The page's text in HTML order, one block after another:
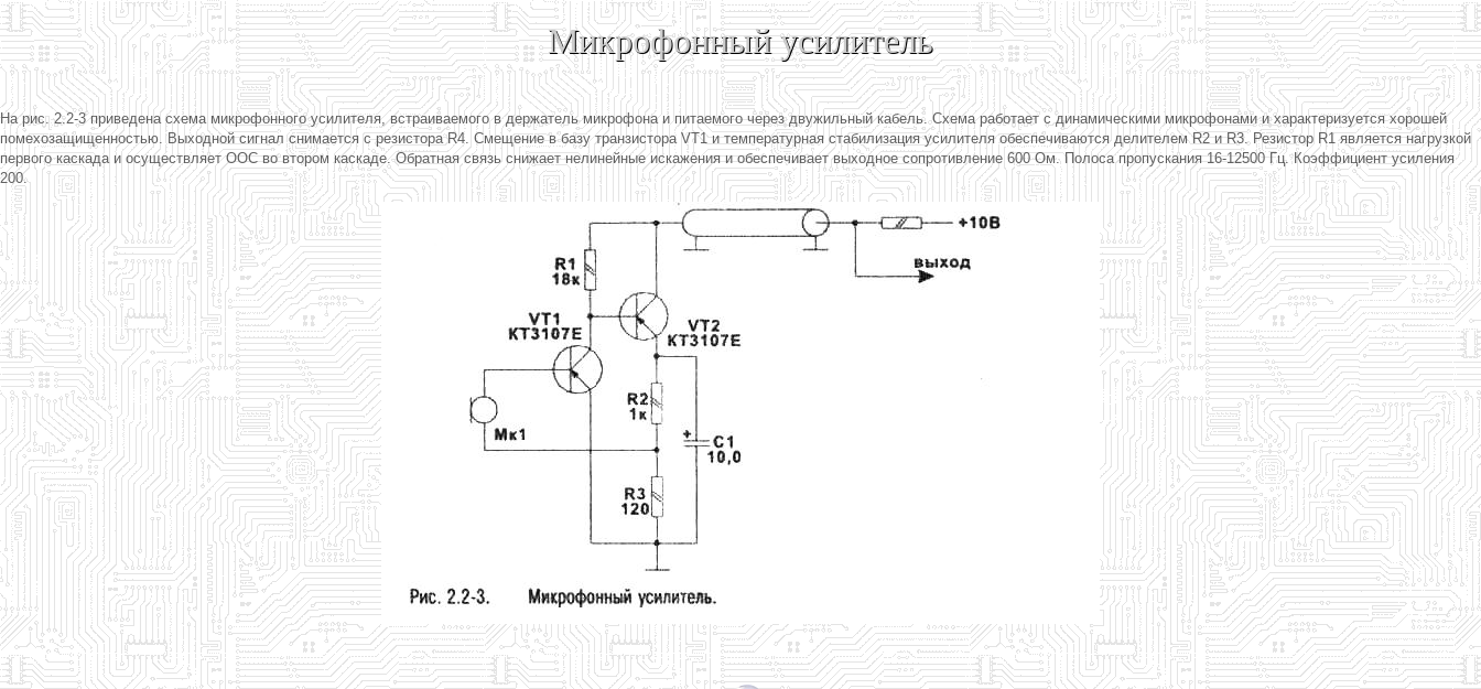
Микрофонный усилитель
На рис. 2.2-3 приведена схема микрофонного усилителя, встраиваемого в держатель микрофона и питаемого через двужильный кабель. Схема работает с динамическими микрофонами и характеризуется хорошей
помехозащищенностью. Выходной сигнал снимается с резистора R4. Смещение в базу транзистора VT1 и температурная стабилизация усилителя обеспечиваются делителем R2 и R3. Резистор R1 является нагрузкой
первого каскада и осуществляет ООС во втором каскаде. Обратная связь снижает нелинейные искажения и обеспечивает выходное сопротивление 600 Ом. Полоса пропускания 16-12500 Гц. Коэффициент усиления
200.